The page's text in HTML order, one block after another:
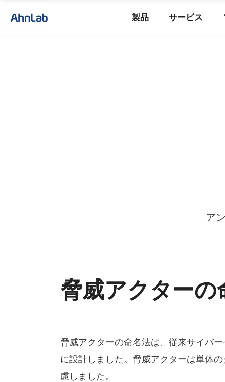
製品 サービス
ア
脅威アクターの
脅威アクターの命名法は、従来サイバ
に設計しました。脅威アクターは単体
慮しました。